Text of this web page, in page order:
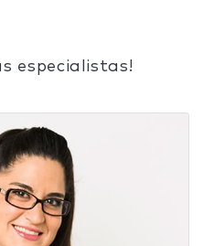
especialistas!